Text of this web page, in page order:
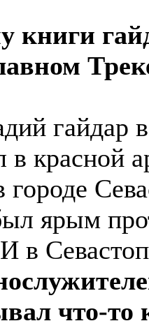
книги
в красной
ярым
в
что-то